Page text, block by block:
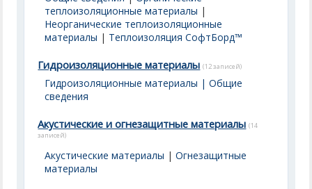
теплоизоляционные материалы |
Неорганические теплоизоляционные
материалы | Теплоизоляция СофтБорд™
Гидроизоляционные материалы (12 записей)
Гидроизоляционные материалы | Общие
сведения
Акустические и огнезащитные материалы (14
записей)
Акустические материалы |Огнезащитные
материалы